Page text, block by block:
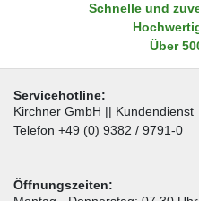
Schnelle und
Über
Servicehotline:
Kirchner GmbH || Kundendienst
Telefon +49 (0) 9382 / 9791-0
Öffnungszeiten: